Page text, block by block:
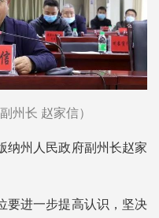
州长 赵家信）
纳州人民政府副州长赵家
要进一步提高认识，坚决